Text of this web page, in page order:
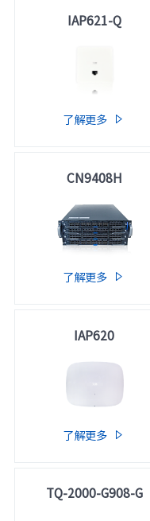
IAP621-Q
了解更多 
CN9408H
了解更多 
IAP620
了解更多 
TQ-2000-G908-G